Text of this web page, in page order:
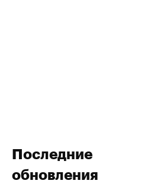
Последние
обновления